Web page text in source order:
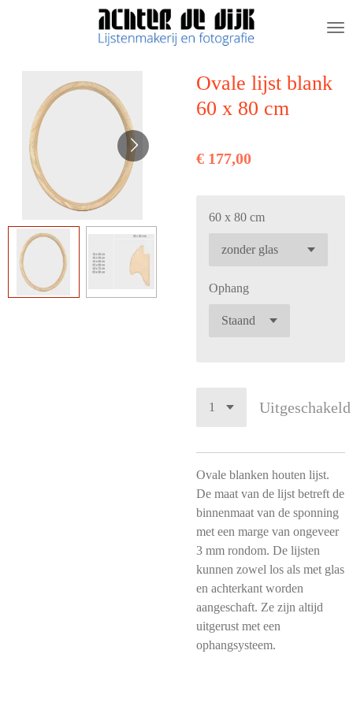
hoofdinhoud
Ovale lijst blank
60 x 80 cm
€ 177,00
60 x 80 cm
Ophang
Uitgeschakeld
Ovale blanken houten lijst.
De maat van de lijst betreft de
binnenmaat van de sponning
met een marge van ongeveer
3 mm rondom. De lijsten
kunnen zowel los als met glas
en achterkant worden
aangeschaft. Ze zijn altijd
uitgerust met een
ophangsysteem.